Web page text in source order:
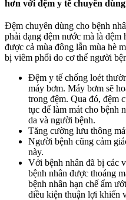
hơn với đệm y tế chuyên
Đệm chuyên dùng cho bệnh
phải dạng đệm nước mà là
được cả mùa đông lẫn mùa hè
bị viêm phổi do cơ thể người
Đệm y tế chống loét
máy bơm. Máy bơm sẽ
trong đệm. Qua đó, đệm
tục để làm mát cho bệnh
da và người bệnh.
Tăng cường lưu thông
Người bệnh cũng cảm
này.
Với bệnh nhân đã bị các
bệnh nhân được thoáng
bệnh nhân hạn chế ẩm
điều kiện thuận lợi khiến